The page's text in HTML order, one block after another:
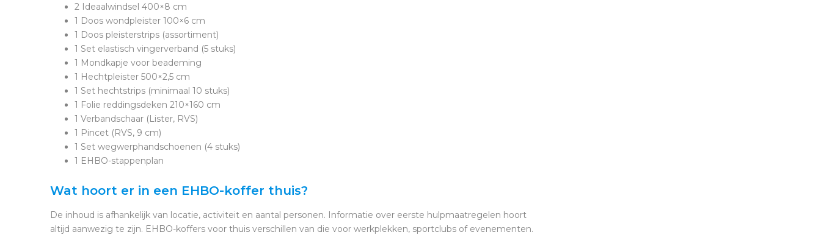
2 Ideaalwindsel 400×8 cm
1 Doos wondpleister 100×6 cm
1 Doos pleisterstrips (assortiment)
1 Set elastisch vingerverband (5 stuks)
1 Mondkapje voor beademing
1 Hechtpleister 500×2,5 cm
1 Set hechtstrips (minimaal 10 stuks)
1 Folie reddingsdeken 210×160 cm
1 Verbandschaar (Lister, RVS)
1 Pincet (RVS, 9 cm)
1 Set wegwerphandschoenen (4 stuks)
1 EHBO-stappenplan
Wat hoort er in een EHBO-koffer thuis?
De inhoud is afhankelijk van locatie, activiteit en aantal personen. Informatie over eerste hulpmaatregelen hoort
altijd aanwezig te zijn. EHBO-koffers voor thuis verschillen van die voor werkplekken, sportclubs of evenementen.